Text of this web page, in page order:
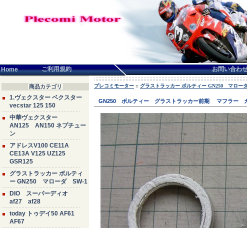
Home ご利用規約 お問い合わ
商品カテゴリ
1.ヴェクスター ベクスター
vecstar 125 150
中華ヴェクスター
AN125 AN150 ネプチュー
ン
アドレスV100 CE11A
CE13A V125 UZ125
GSR125
グラストラッカー ボルティ
ー GN250 マローダ SW-1
DIO スーパーディオ
af27 af28
today トゥデイ50 AF61
AF67
プレコミモーター :: グラストラッカー ボルティー GN250 マロー
GN250 ボルティー グラストラッカー前期 マフラー